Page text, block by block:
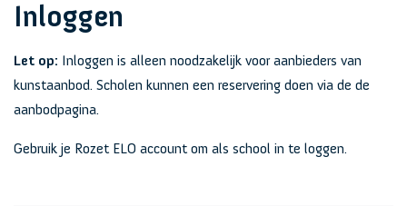
Inloggen
Let op: Inloggen is alleen noodzakelijk voor aanbieders van
kunstaanbod. Scholen kunnen een reservering doen via de de
aanbodpagina.
Gebruik je Rozet ELO account om als school in te loggen.